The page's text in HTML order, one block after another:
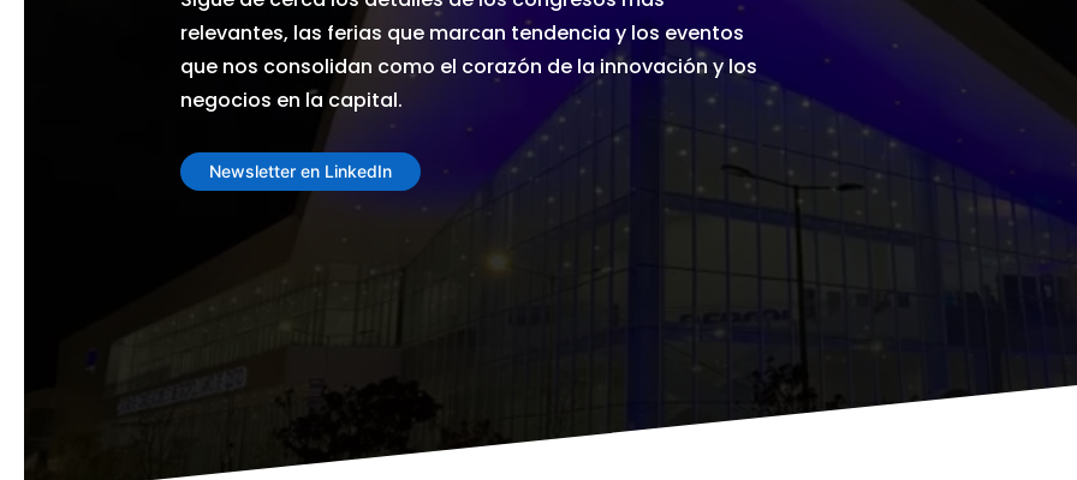
relevantes, las ferias que marcan tendencia y los eventos
que nos consolidan como el corazón de la innovación y los
negocios en la capital.
Newsletter en LinkedIn